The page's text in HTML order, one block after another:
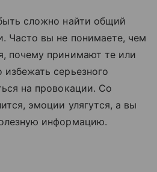
сложно найти общий
Часто вы не понимаете, чем
почему принимают те или
серьезного
на провокации. Со
эмоции улягутся, а вы
информацию.